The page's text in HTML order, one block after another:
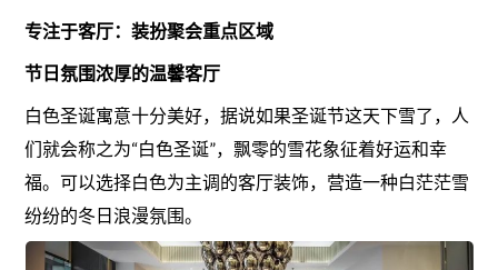
专注于客厅：装扮聚会重点区域
节日氛围浓厚的温馨客厅
白色圣诞寓意十分美好，据说如果圣诞节这天下雪了，人
们就会称之为“白色圣诞”，飘零的雪花象征着好运和幸
福。可以选择白色为主调的客厅装饰，营造一种白茫茫雪
纷纷的冬日浪漫氛围。